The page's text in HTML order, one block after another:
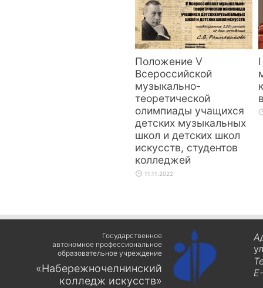
Положение V
Всероссийской
музыкально-
теоретической
олимпиады учащихся
детских музыкальных
школ и детских школ
искусств, студентов
колледжей
11.11.2022
Государственное
автономное профессиональное
образовательное учреждение
«Набережночелнинский
колледж искусств»